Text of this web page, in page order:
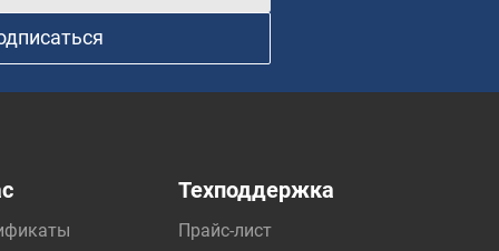
Техподдержка
Прайс-лист